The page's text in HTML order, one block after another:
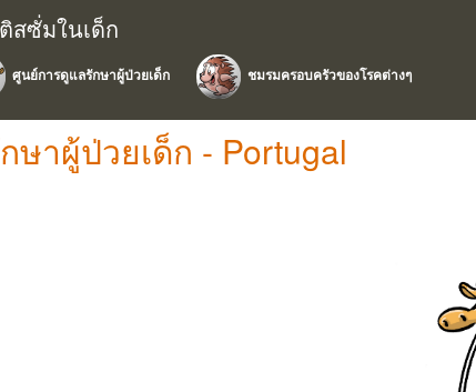
สซั่มในเด็ก
ศูนย์การดูแลรักษาผู้ป่วยเด็ก ชมรมครอบครัวของโรคต่างๆ
าผู้ป่วยเด็ก - Portugal